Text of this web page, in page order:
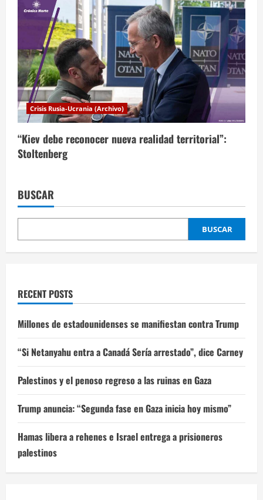
Crisis Rusia-Ucrania (Archivo)
“Kiev debe reconocer nueva realidad territorial”:
Stoltenberg
BUSCAR
BUSCAR
RECENT POSTS
Millones de estadounidenses se manifiestan contra Trump
“Si Netanyahu entra a Canadá Sería arrestado”, dice Carney
Palestinos y el penoso regreso a las ruinas en Gaza
Trump anuncia: “Segunda fase en Gaza inicia hoy mismo”
Hamas libera a rehenes e Israel entrega a prisioneros
palestinos